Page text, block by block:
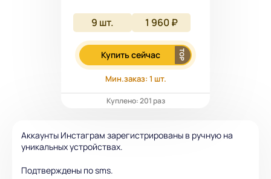
9 шт. 1 960 ₽
Купить сейчас
Мин.заказ: 1 шт.
Куплено: 201 раз
Аккаунты Инстаграм зарегистрированы в ручную на
уникальных устройствах.
Подтверждены по sms.